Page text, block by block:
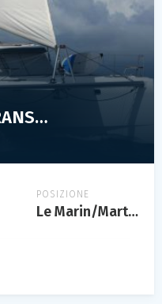
NAUTITECH CATAMARANS 46 OPEN
POSIZIONE
Le Marin/Martinique